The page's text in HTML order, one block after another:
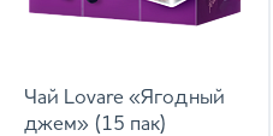
Чай Lovare «Ягодный
джем» (15 пак)